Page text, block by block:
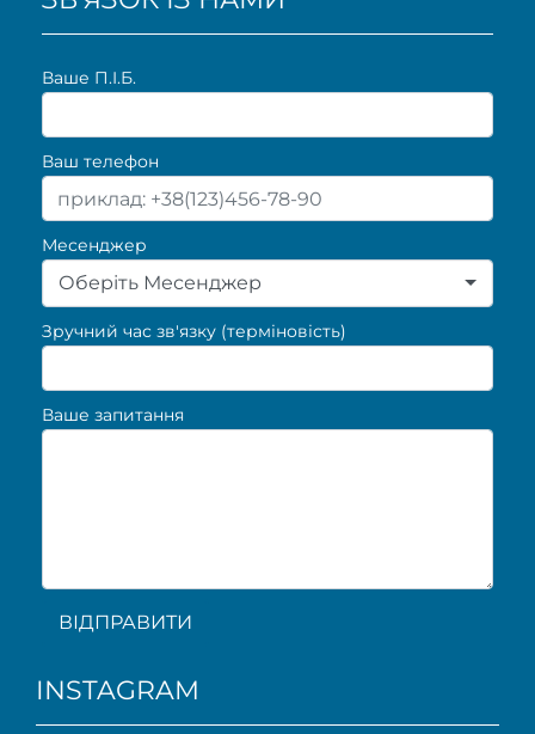
Ваше П.I.Б.
Ваш телефон
Месенджер
Оберіть Месенджер
Зручний час зв'язку (терміновість)
Ваше запитання
ВІДПРАВИТИ
INSTAGRAM